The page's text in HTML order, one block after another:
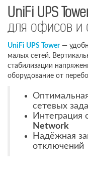
UniFi UPS
для офисов и
UniFi UPS Tower—
малых сетей.
стабилизации
оборудование от
сетевых
Интеграция
Network
Надёжная
отключений